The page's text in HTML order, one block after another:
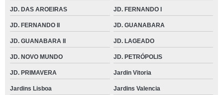
JD. DAS AROEIRAS JD. FERNANDO I
JD. FERNANDO II JD. GUANABARA
JD. GUANABARA II JD. LAGEADO
JD. NOVO MUNDO JD. PETRÓPOLIS
JD. PRIMAVERA Jardin Vitoria
Jardins Lisboa Jardins Valencia